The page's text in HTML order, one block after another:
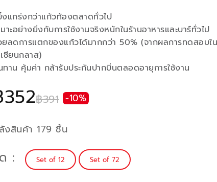
฿391 -10%
งสินค้า 179 ชิ้น
งแกร่งกว่าแก้วท้องตลาดทั่วไป
าะอย่างยิ่งกับการใช้งานจริงหนักในร้านอาหารและบาร์ทั่วไป
ยลดการแตกของแก้วได้มากกว่า 50% (จากผลการทดสอบ
ชียนกลาส)
ทาน คุ้มค่า กล้ารับประกันปากบิ่นตลอดอายุการใช้งาน
Set of 12 Set of 72